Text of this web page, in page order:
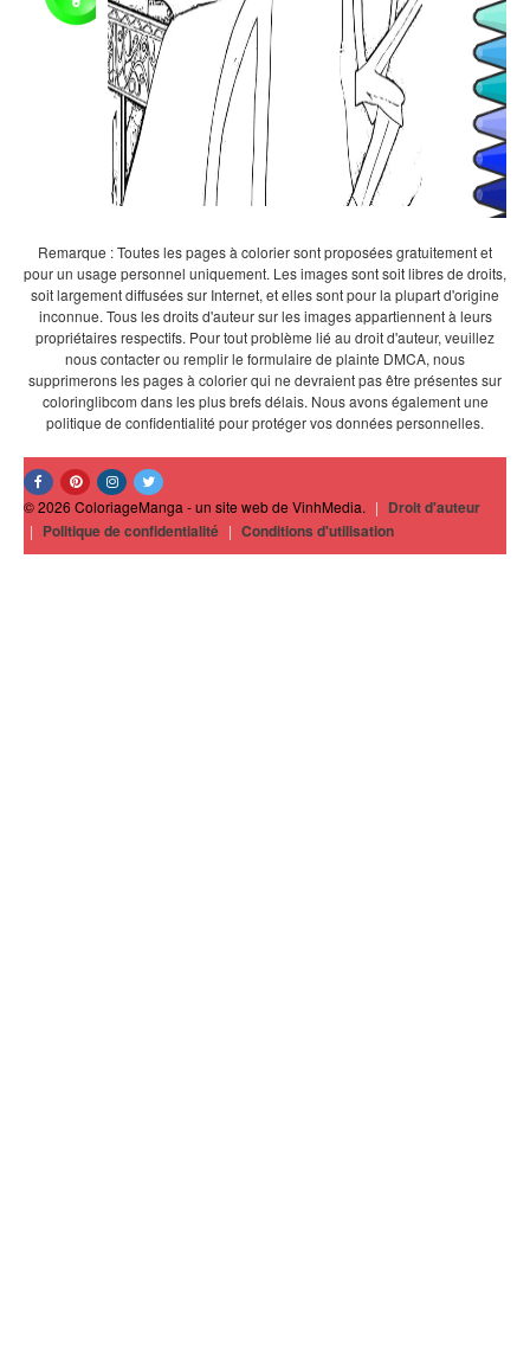
Remarque : Toutes les pages à colorier sont proposées gratuitement et
pour un usage personnel uniquement. Les images sont soit libres de droits,
soit largement diffusées sur Internet, et elles sont pour la plupart d'origine
inconnue. Tous les droits d'auteur sur les images appartiennent à leurs
propriétaires respectifs. Pour tout problème lié au droit d'auteur, veuillez
nous contacter ou remplir le formulaire de plainte DMCA, nous
supprimerons les pages à colorier qui ne devraient pas être présentes sur
coloringlibcom dans les plus brefs délais. Nous avons également une
politique de confidentialité pour protéger vos données personnelles.
© 2026 ColoriageManga - un site web de VinhMedia. | Droit d'auteur
| Politique de confidentialité | Conditions d'utilisation